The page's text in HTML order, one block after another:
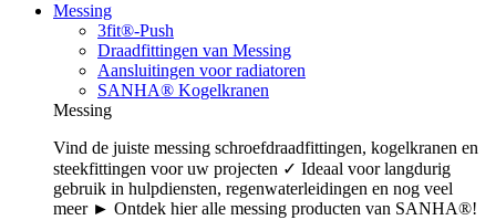
Messing
3fit®-Push
Draadfittingen van Messing
Aansluitingen voor radiatoren
SANHA® Kogelkranen
Messing
Vind de juiste messing schroefdraadfittingen, kogelkranen en
steekfittingen voor uw projecten ✓ Ideaal voor langdurig
gebruik in hulpdiensten, regenwaterleidingen en nog veel
meer ► Ontdek hier alle messing producten van SANHA®!